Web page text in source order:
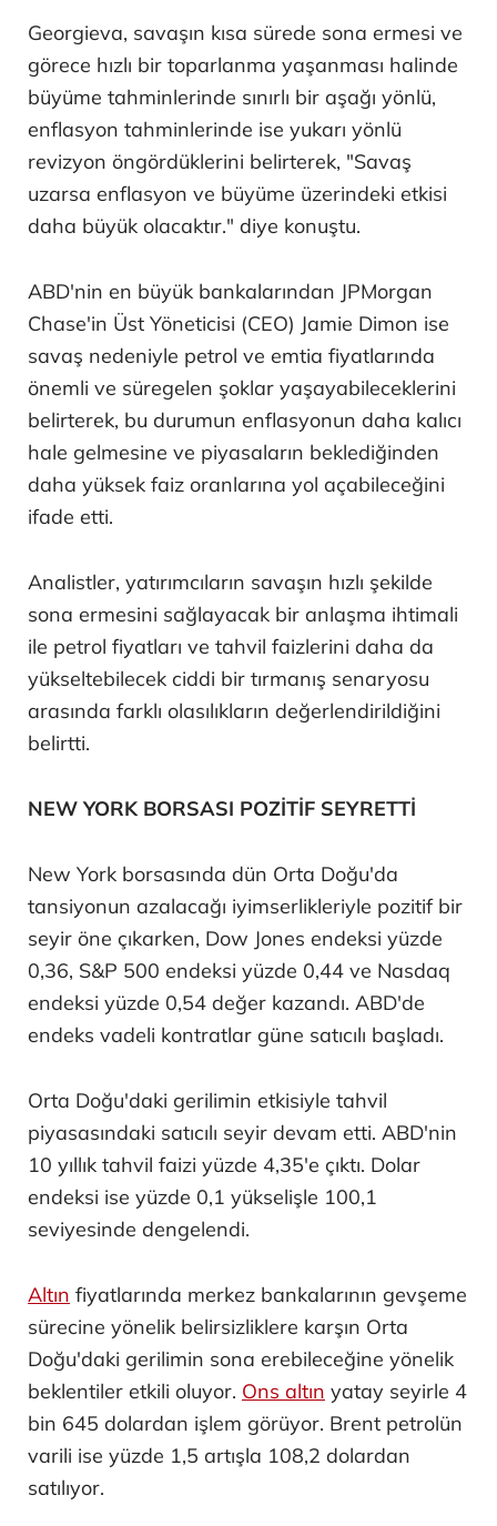
Georgieva, savaşın kısa sürede sona ermesi ve
görece hızlı bir toparlanma yaşanması halinde
büyüme tahminlerinde sınırlı bir aşağı yönlü,
enflasyon tahminlerinde ise yukarı yönlü
revizyon öngördüklerini belirterek, "Savaş
uzarsa enflasyon ve büyüme üzerindeki etkisi
daha büyük olacaktır." diye konuştu.
ABD'nin en büyük bankalarından JPMorgan
Chase'in Üst Yöneticisi (CEO) Jamie Dimon ise
savaş nedeniyle petrol ve emtia fiyatlarında
önemli ve süregelen şoklar yaşayabileceklerini
belirterek, bu durumun enflasyonun daha kalıcı
hale gelmesine ve piyasaların beklediğinden
daha yüksek faiz oranlarına yol açabileceğini
ifade etti.
Analistler, yatırımcıların savaşın hızlı şekilde
sona ermesini sağlayacak bir anlaşma ihtimali
ile petrol fiyatları ve tahvil faizlerini daha da
yükseltebilecek ciddi bir tırmanış senaryosu
arasında farklı olasılıkların değerlendirildiğini
belirtti.
NEW YORK BORSASI POZİTİF SEYRETTİ
New York borsasında dün Orta Doğu'da
tansiyonun azalacağı iyimserlikleriyle pozitif bir
seyir öne çıkarken, Dow Jones endeksi yüzde
0,36, S&P 500 endeksi yüzde 0,44 ve Nasdaq
endeksi yüzde 0,54 değer kazandı. ABD'de
endeks vadeli kontratlar güne satıcılı başladı.
Orta Doğu'daki gerilimin etkisiyle tahvil
piyasasındaki satıcılı seyir devam etti. ABD'nin
10 yıllık tahvil faizi yüzde 4,35'e çıktı. Dolar
endeksi ise yüzde 0,1 yükselişle 100,1
seviyesinde dengelendi.
Altın fiyatlarında merkez bankalarının gevşeme
sürecine yönelik belirsizliklere karşın Orta
Doğu'daki gerilimin sona erebileceğine yönelik
beklentiler etkili oluyor. Ons altın yatay seyirle 4
bin 645 dolardan işlem görüyor. Brent petrolün
varili ise yüzde 1,5 artışla 108,2 dolardan
satılıyor.